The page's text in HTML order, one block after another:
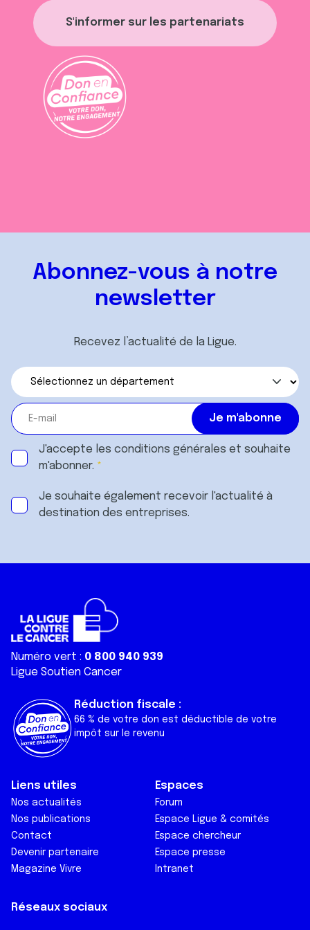
S'informer sur les partenariats
Abonnez-vous à notre
newsletter
Recevez l’actualité de la Ligue.
J'accepte les conditions générales et souhaite
m'abonner.
Je souhaite également recevoir l'actualité à
destination des entreprises.
Numéro vert : 0 800 940 939
Ligue Soutien Cancer
Réduction fiscale :
66 % de votre don est déductible de votre
impôt sur le revenu
Liens utiles
Nos actualités
Nos publications
Contact
Devenir partenaire
Magazine Vivre
Espaces
Forum
Espace Ligue & comités
Espace chercheur
Espace presse
Intranet
Réseaux sociaux